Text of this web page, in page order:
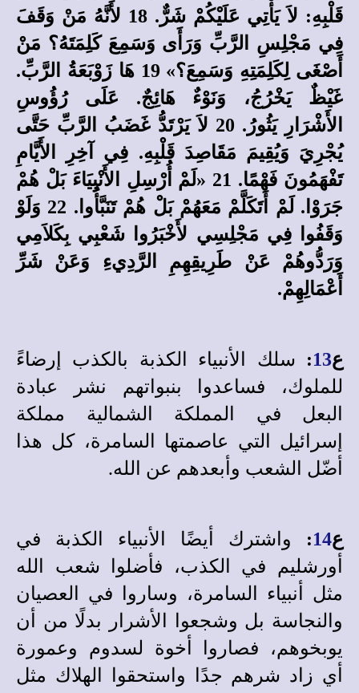
قَلْبِهِ: لاَ يَأْتِي عَلَيْكُمْ شَرٌّ. 18 لأَنَّهُ مَنْ وَقَفَ
فِي مَجْلِسِ الرَّبِّ وَرَأَى وَسَمِعَ كَلِمَتَهُ؟ مَنْ
أَصْغَى لِكَلِمَتِهِ وَسَمِعَ؟» 19 هَا زَوْبَعَةُ الرَّبِّ.
غَيْظٌ يَخْرُجُ، وَنَوْءٌ هَائِجٌ. عَلَى رُؤُوسِ
الأَشْرَارِ يَثُورُ. 20 لاَ يَرْتَدُّ غَضَبُ الرَّبِّ حَتَّى
يُجْرِيَ وَيُقِيمَ مَقَاصِدَ قَلْبِهِ. فِي آخِرِ الأَيَّامِ
تَفْهَمُونَ فَهْمًا. 21 «لَمْ أُرْسِلِ الأَنْبِيَاءَ بَلْ هُمْ
جَرَوْا. لَمْ أَتَكَلَّمْ مَعَهُمْ بَلْ هُمْ تَنَبَّأُوا. 22 وَلَوْ
وَقَفُوا فِي مَجْلِسِي لأَخْبَرُوا شَعْبِي بِكَلاَمِي
وَرَدُّوهُمْ عَنْ طَرِيقِهِمِ الرَّدِيءِ وَعَنْ شَرِّ
أَعْمَالِهِمْ.
ع13
: سلك الأنبياء الكذبة بالكذب إرضاءً
للملوك، فساعدوا بنبواتهم نشر عبادة
البعل في المملكة الشمالية مملكة
إسرائيل التي عاصمتها السامرة، كل هذا
أضّل الشعب وأبعدهم عن الله.
ع14
: واشترك أيضًا الأنبياء الكذبة في
أورشليم في الكذب، فأضلوا شعب الله
مثل أنبياء السامرة، وساروا في العصيان
والنجاسة بل وشجعوا الأشرار بدلًا من أن
يوبخوهم، فصاروا أخوة لسدوم وعمورة
أي زاد شرهم جدًا واستحقوا الهلاك مثل